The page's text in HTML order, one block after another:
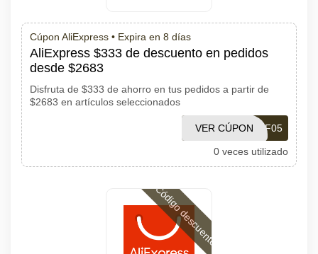
Cúpon AliExpress • Expira en 8 días
AliExpress $333 de descuento en pedidos
desde $2683
Disfruta de $333 de ahorro en tus pedidos a partir de
$2683 en artículos seleccionados
PDF05
VER CÚPON
0 veces utilizado
Código descuento